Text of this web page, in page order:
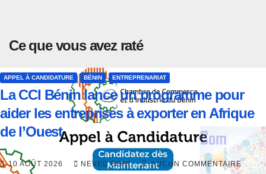
Ce que vous avez raté
APPEL À CANDIDATURE BÉNIN ENTREPRENARIAT
La CCI Bénin lance un programme pour
aider les entreprises à exporter en Afrique
de l’Ouest
10 AOÛT 2026 NEVED BONI AUCUN COMMENTAIRE